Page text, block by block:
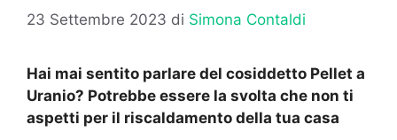
23 Settembre 2023 di Simona Contaldi
Hai mai sentito parlare del cosiddetto Pellet a
Uranio? Potrebbe essere la svolta che non ti
aspetti per il riscaldamento della tua casa